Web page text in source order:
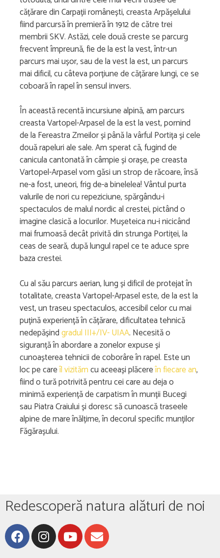
cățărare din Carpații românești, creasta Arpășelului
fiind parcursă în premieră în 1912 de către trei
membrii SKV. Astăzi, cele două creste se parcurg
frecvent împreună, fie de la est la vest, într-un
parcurs mai ușor, sau de la vest la est, un parcurs
mai dificil, cu câteva porțiune de cățărare lungi, ce se
coboară în rapel în sensul invers.
În această recentă incursiune alpină, am parcurs
creasta Vartopel-Arpasel de la est la vest, pornind
de la Fereastra Zmeilor și până la vârful Portița și cele
două rapeluri ale sale. Am sperat că, fugind de
canicula cantonată în câmpie și orașe, pe creasta
Vartopel-Arpasel vom găsi un strop de răcoare, însă
ne-a fost, uneori, frig de-a binelelea! Vântul purta
valurile de nori cu repeziciune, spărgându-i
spectaculos de malul nordic al crestei, pictând o
imagine clasică a locurilor. Mușeteica nu-i nicicând
mai frumoasă decât privită din strunga Portiței, la
ceas de seară, după lungul rapel ce te aduce spre
baza crestei.
Cu al său parcurs aerian, lung și dificil de protejat în
totalitate, creasta Vartopel-Arpasel este, de la est la
vest, un traseu spectaculos, accesibil celor cu mai
puțină experiență în cățărare, dificultatea tehnică
nedepășindgradul III+/IV- UIAA. Necesită o
siguranță în abordare a zonelor expuse și
cunoașterea tehnicii de coborâre în rapel. Este un
loc pe careîl vizitămcu aceeași plăcereîn fiecare an,
fiind o tură potrivită pentru cei care au deja o
minimă experiență de carpatism în munții Bucegi
sau Piatra Craiului și doresc să cunoască traseele
alpine de mare înălțime, în decorul specific munților
Făgărașului.
Redescoperă natura alături de noi